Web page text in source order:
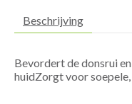
Beschrijving
Bevordert de donsrui
huidZorgt voor